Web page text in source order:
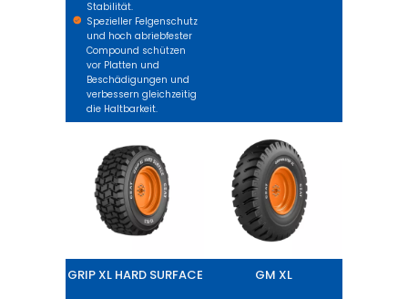
Stabilität.
Spezieller Felgenschutz
und hoch abriebfester
Compound schützen
vor Platten und
Beschädigungen und
verbessern gleichzeitig
die Haltbarkeit.
GRIP XL HARD SURFACE GM XL